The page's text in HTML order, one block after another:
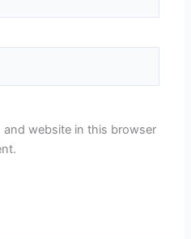
and website in this browser